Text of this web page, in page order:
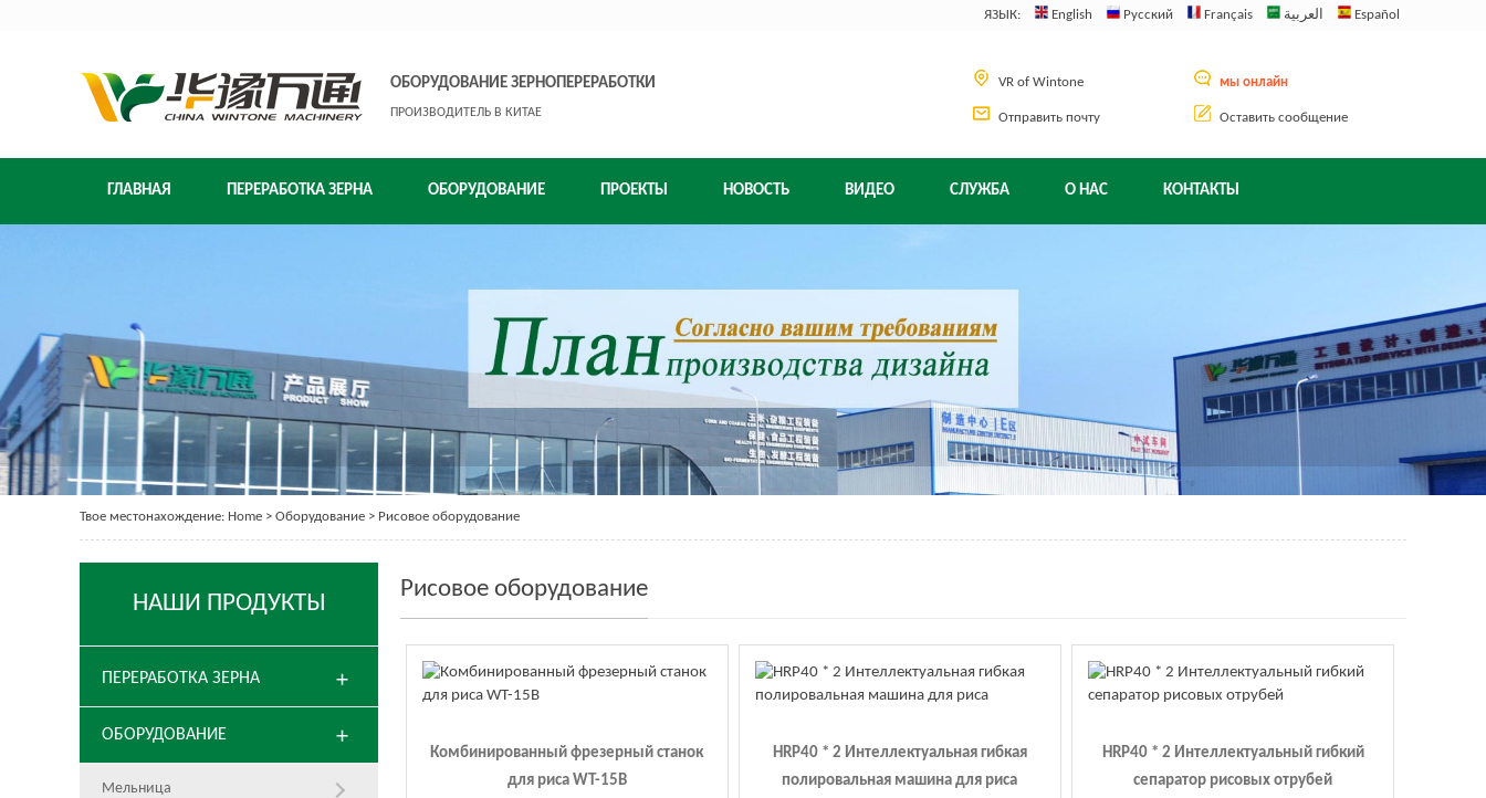
ЯЗЫК: English Русский Français العربية Español
ОБОРУДОВАНИЕ ЗЕРНОПЕРЕРАБОТКИ
ПРОИЗВОДИТЕЛЬ В КИТАЕ
VR of Wintone мы онлайн
Отправить почту Оставить сообщение
ГЛАВНАЯ ПЕРЕРАБОТКА ЗЕРНА ОБОРУДОВАНИЕ ПРОЕКТЫ НОВОСТЬ ВИДЕО СЛУЖБА О НАС КОНТАКТЫ
Твое местонахождение: Home > Оборудование > Рисовое оборудование
Рисовое оборудование
Комбинированный фрезерный станок
для риса WT-15B
HRP40 * 2 Интеллектуальная гибкая
полировальная машина для риса
HRP40 * 2 Интеллектуальный гибкий
сепаратор рисовых отрубей
НАШИ ПРОДУКТЫ
ПЕРЕРАБОТКА ЗЕРНА
ОБОРУДОВАНИЕ
Мельница